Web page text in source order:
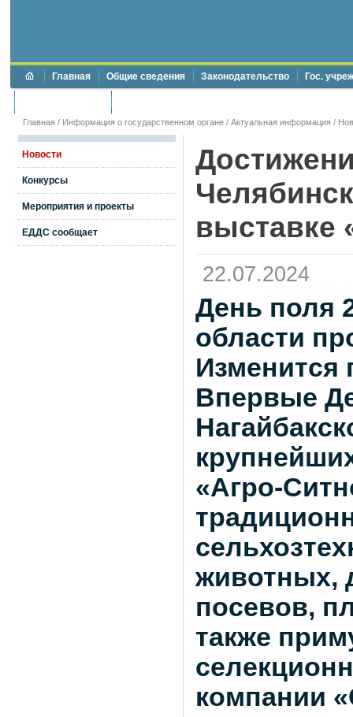
Главная Общие сведения Законодательство Гос.
Главная / Информация о государственном органе / Актуальная информация /
Новости
Конкурсы
Мероприятия и проекты
ЕДДС сообщает
выставке
22.07.2024
День поля
области
Изменится
Впервые
«Агро-
животных,
посевов,
также
компании